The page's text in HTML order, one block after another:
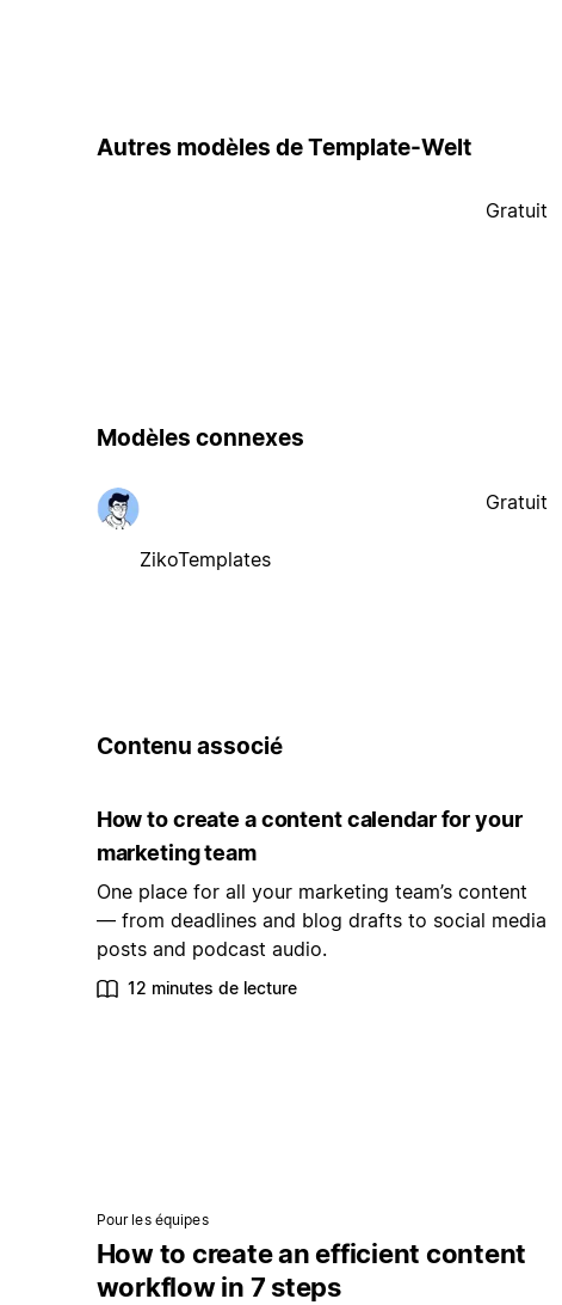
Autres modèles de Template-Welt
Gratuit
Modèles connexes
ZikoTemplates
Gratuit
Contenu associé
How to create a content calendar for your
marketing team
One place for all your marketing team’s content
— from deadlines and blog drafts to social media
posts and podcast audio.
12 minutes de lecture
Pour les équipes
How to create an efficient content
workflow in 7 steps